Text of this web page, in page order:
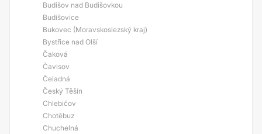
Budišov nad Budišovkou
Budišovice
Bukovec (Moravskoslezský kraj)
Bystřice nad Olší
Čaková
Čavisov
Čeladná
Český Těšín
Chlebičov
Chotěbuz
Chuchelná